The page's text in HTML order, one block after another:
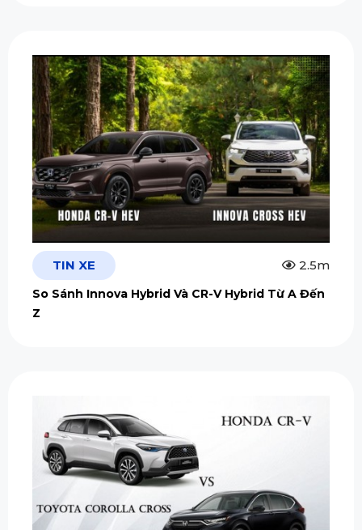
TIN XE 2.5m
So Sánh Innova Hybrid Và CR-V Hybrid Từ A Đến
Z